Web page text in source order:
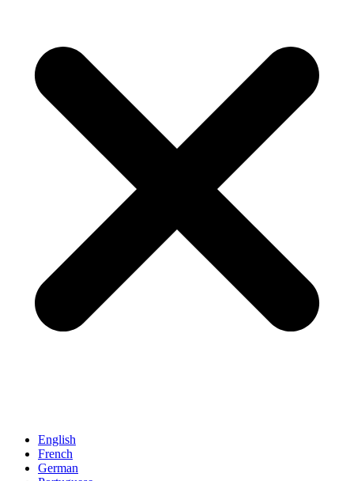
English
French
German